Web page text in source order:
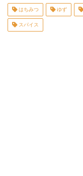
はちみつ ゆず
スパイス